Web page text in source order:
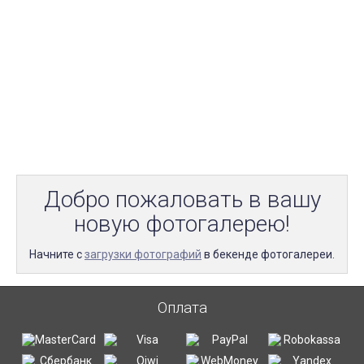
Добро пожаловать в вашу
новую фотогалерею!
Начните сзагрузки фотографий в бекенде фотогалереи.
Оплата